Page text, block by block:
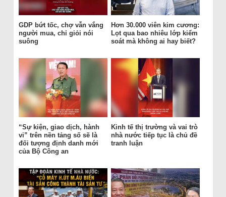
GDP bứt tốc, chợ vẫn vắng
người mua, chỉ giỏi nói
suông
Hơn 30.000 viên kim cương:
Lọt qua bao nhiêu lớp kiểm
soát mà không ai hay biết?
“Sự kiện, giao dịch, hành
vi” trên nền tảng số sẽ là
đối tượng định danh mới
của Bộ Công an
Kinh tế thị trường và vai trò
nhà nước tiếp tục là chủ đề
tranh luận